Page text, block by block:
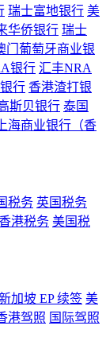
瑞士富地银行 美
华侨银行 瑞士
门葡萄牙商业银
银行 汇丰NRA
行 香港渣打银
斯贝银行 泰国
上海商业银行（香
税务 英国税务
香港税务 美国税
加坡 EP 续签 美
港驾照 国际驾照